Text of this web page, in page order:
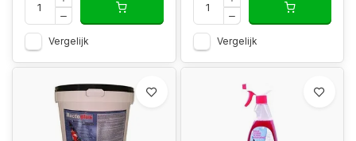
Vergelijk Vergelijk